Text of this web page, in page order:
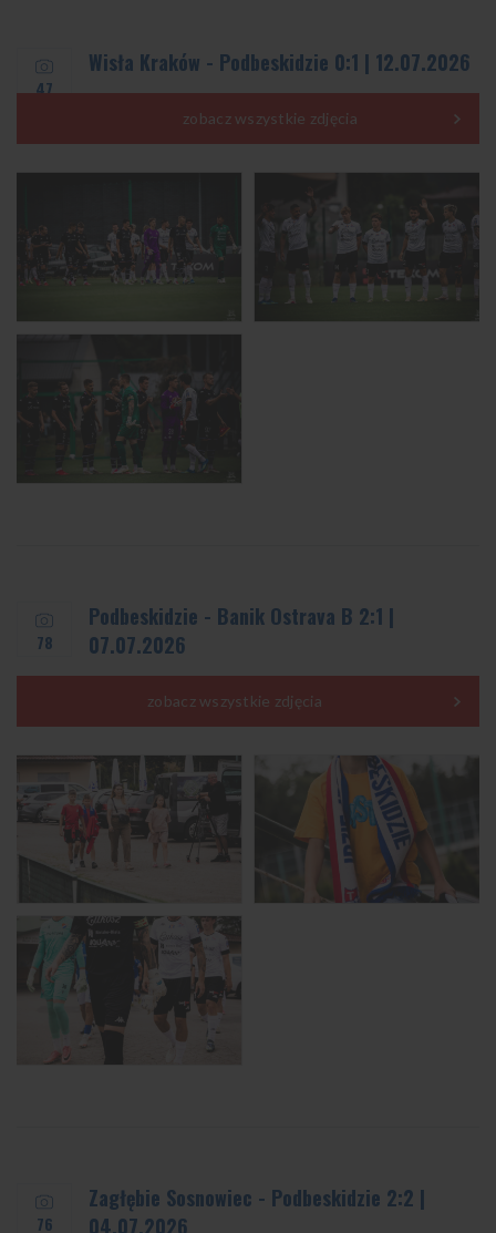
47
Wisła Kraków - Podbeskidzie 0:1 | 12.07.2026
zobacz wszystkie zdjęcia
78
Podbeskidzie - Banik Ostrava B 2:1 |
07.07.2026
zobacz wszystkie zdjęcia
76
Zagłębie Sosnowiec - Podbeskidzie 2:2 |
04.07.2026